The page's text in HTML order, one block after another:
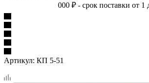
000 ₽ - срок поставки от 1
Артикул: КП 5-51